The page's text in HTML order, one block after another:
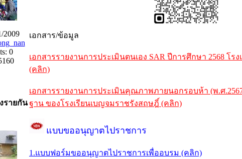
2009
0
รายกัน
เอกสาร/ข้อมูล
เอกสารรายงานการประเมินตนเอง SAR ปีการศึกษา 2568 โร
(คลิก)
เอกสารรายงานการประเมินคุณภาพภายนอกรอบห้า (พ.ศ
ฐาน ของโรงเรียนเบญจมราชรังสฤษฎิ์ (คลิก)
แบบขออนุญาตไปราชการ
1.แบบฟอร์มขออนุญาตไปราชการเพื่ออบรม (คลิก)